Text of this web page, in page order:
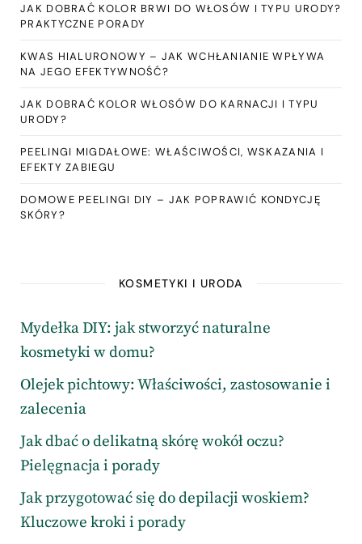
JAK DOBRAĆ KOLOR BRWI DO WŁOSÓW I TYPU URODY?
PRAKTYCZNE PORADY
KWAS HIALURONOWY – JAK WCHŁANIANIE WPŁYWA
NA JEGO EFEKTYWNOŚĆ?
JAK DOBRAĆ KOLOR WŁOSÓW DO KARNACJI I TYPU
URODY?
PEELINGI MIGDAŁOWE: WŁAŚCIWOŚCI, WSKAZANIA I
EFEKTY ZABIEGU
DOMOWE PEELINGI DIY – JAK POPRAWIĆ KONDYCJĘ
SKÓRY?
KOSMETYKI I URODA
Mydełka DIY: jak stworzyć naturalne
kosmetyki w domu?
Olejek pichtowy: Właściwości, zastosowanie i
zalecenia
Jak dbać o delikatną skórę wokół oczu?
Pielęgnacja i porady
Jak przygotować się do depilacji woskiem?
Kluczowe kroki i porady